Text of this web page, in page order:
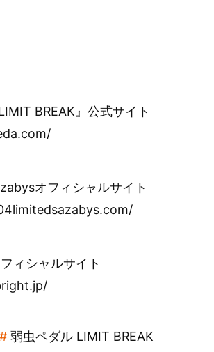
BREAK』公式サイト
オフィシャルサイト
ィシャルサイト
弱虫ペダル LIMIT BREAK